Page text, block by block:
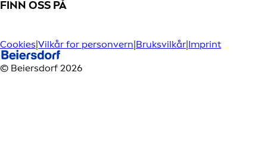
FINN OSS PÅ
Cookies|Vilkår for personvern|Bruksvilkår|Imprint
© Beiersdorf 2026